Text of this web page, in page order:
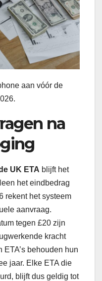
aan vóór de
na
UK ETA blijft het
het eindbedrag
rekent het systeem
aanvraag.
tegen £20 zijn
kracht
behouden hun
jaar. Elke ETA die
blijft dus geldig tot